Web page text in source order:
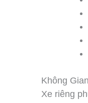
Không
Xe riêng